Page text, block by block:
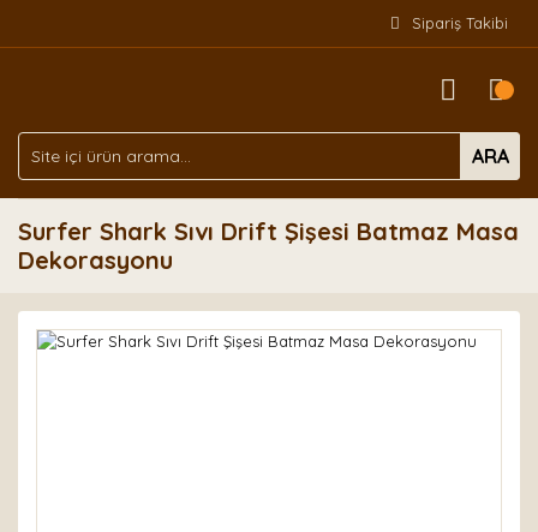
Sipariş Takibi
ARA
Surfer Shark Sıvı Drift Şişesi Batmaz Masa
Dekorasyonu